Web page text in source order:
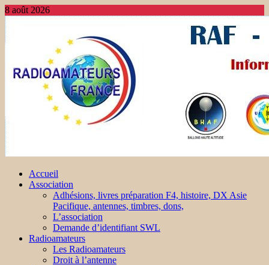
8 août 2026
Accueil
Association
Adhésions, livres préparation F4, histoire, DX Asie
Pacifique, antennes, timbres, dons,
L’association
Demande d’identifiant SWL
Radioamateurs
Les Radioamateurs
Droit à l’antenne